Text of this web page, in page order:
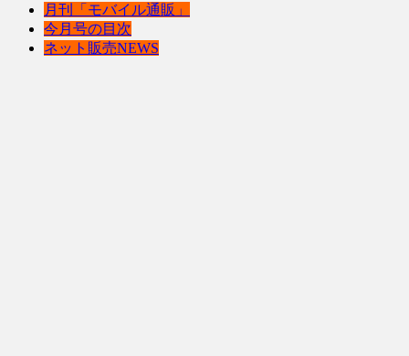
月刊「モバイル通販」
今月号の目次
ネット販売NEWS